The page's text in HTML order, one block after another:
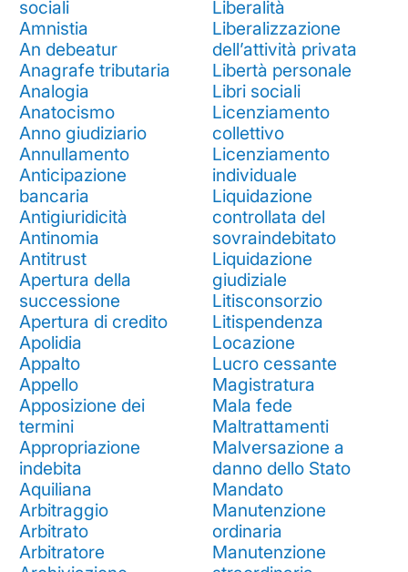
sociali
Amnistia
An debeatur
Anagrafe tributaria
Analogia
Anatocismo
Anno giudiziario
Annullamento
Anticipazione
bancaria
Antigiuridicità
Antinomia
Antitrust
Apertura della
successione
Apertura di credito
Apolidia
Appalto
Appello
Apposizione dei
termini
Appropriazione
indebita
Aquiliana
Arbitraggio
Arbitrato
Arbitratore
Liberalità
Liberalizzazione
dell’attività privata
Libertà personale
Libri sociali
Licenziamento
collettivo
Licenziamento
individuale
Liquidazione
controllata del
sovraindebitato
Liquidazione
giudiziale
Litisconsorzio
Litispendenza
Locazione
Lucro cessante
Magistratura
Mala fede
Maltrattamenti
Malversazione a
danno dello Stato
Mandato
Manutenzione
ordinaria
Manutenzione